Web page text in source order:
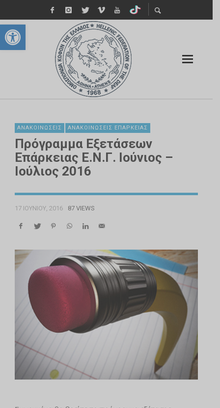
Ανοίξτε τη γραμμή εργαλείων
ΑΝΑΚΟΙΝΏΣΕΙΣ ΑΝΑΚΟΙΝΏΣΕΙΣ ΕΠΆΡΚΕΙΑΣ
Πρόγραμμα Εξετάσεων
Επάρκειας Ε.Ν.Γ. Ιούνιος –
Ιούλιος 2016
17 ΙΟΥΝΊΟΥ, 2016 87 VIEWS